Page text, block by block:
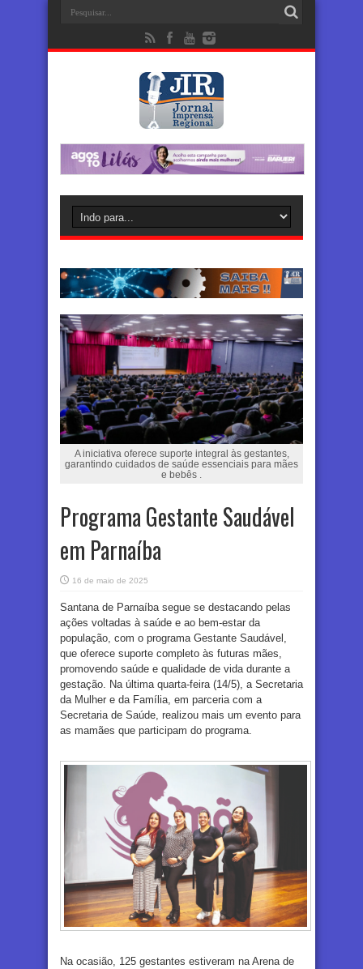
A iniciativa oferece suporte integral às gestantes,
garantindo cuidados de saúde essenciais para mães
e bebês .
Programa Gestante Saudável
em Parnaíba
16 de maio de 2025
Santana de Parnaíba segue se destacando pelas
ações voltadas à saúde e ao bem-estar da
população, com o programa Gestante Saudável,
que oferece suporte completo às futuras mães,
promovendo saúde e qualidade de vida durante a
gestação. Na última quarta-feira (14/5), a Secretaria
da Mulher e da Família, em parceria com a
Secretaria de Saúde, realizou mais um evento para
as mamães que participam do programa.
Na ocasião, 125 gestantes estiveram na Arena de